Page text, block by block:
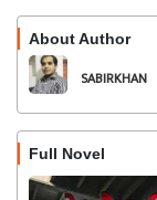
About Author
SABIRKHAN
Full Novel